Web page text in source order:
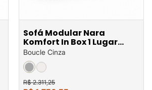
Sofá Modular Nara
Komfort In Box 1 Lugar
Canto em
Boucle Cinza
R$ 2.311,25